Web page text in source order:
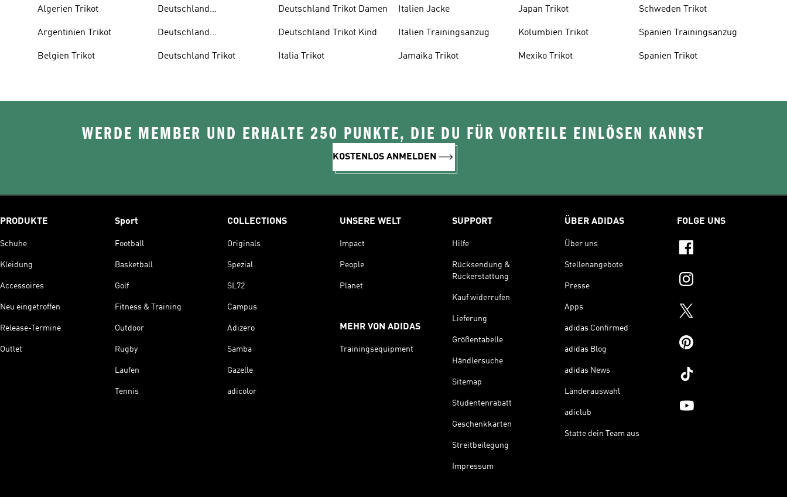
Algerien Trikot
Argentinien Trikot
Belgien Trikot
Deutschland
Deutschland
Deutschland Trikot
Deutschland Trikot Damen
Deutschland Trikot Kind
Italia Trikot
Italien Jacke
Italien Trainingsanzug
Jamaika Trikot
Japan Trikot
Kolumbien Trikot
Mexiko Trikot
Schweden Trikot
Spanien Trainingsanzug
Spanien Trikot
WERDE MEMBER UND ERHALTE 250 PUNKTE, DIE DU FÜR VORTEILE EINLÖSEN KANNST
KOSTENLOS ANMELDEN
PRODUKTE
Schuhe
Kleidung
Accessoires
Neu eingetroffen
Release-Termine
Outlet
Sport
Football
Basketball
Golf
Fitness & Training
Outdoor
Rugby
Laufen
Tennis
COLLECTIONS
Originals
Spezial
SL72
Campus
Adizero
Samba
Gazelle
adicolor
UNSERE WELT
Impact
People
Planet
MEHR VON ADIDAS
Trainingsequipment
SUPPORT
Hilfe
Rücksendung &
Rückerstattung
Kauf widerrufen
Lieferung
Größentabelle
Händlersuche
Sitemap
Studentenrabatt
Geschenkkarten
Streitbeilegung
Impressum
ÜBER ADIDAS
Über uns
Stellenangebote
Presse
Apps
adidas Confirmed
adidas Blog
adidas News
Länderauswahl
adiclub
Statte dein Team aus
FOLGE UNS